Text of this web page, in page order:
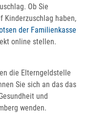
Ob Sie
Kinderzuschlag haben,
der Familienkasse
online stellen.
die Elterngeldstelle
Sie sich an das das
und
wenden.